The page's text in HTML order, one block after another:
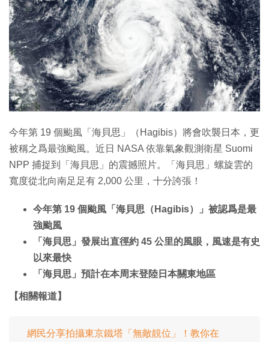
Enterprise Digital Transformation
特集
今年第 19 個颱風「海貝思」（Hagibis）將會吹襲日本，更
被稱之爲最強颱風。近日 NASA 依靠氣象觀測衛星 Suomi
NPP 捕捉到「海貝思」的震撼照片。「海貝思」螺旋雲的
寬度從北向南足足有 2,000 公里，十分誇張！
今年第 19 個颱風「海貝思（Hagibis）」被認爲是最
強颱風
「海貝思」發展出直徑約 45 公里的風眼，風速是有史
以來最快
「海貝思」預計在本周末登陸日本關東地區
【相關報道】
網民分享拍攝東京鐵塔「無敵靚位」！教你在